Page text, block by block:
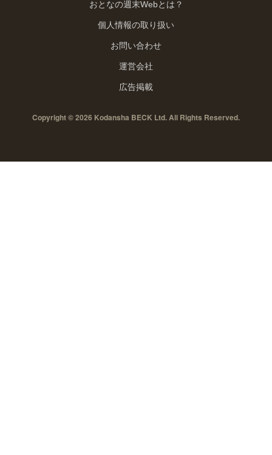
おとなの週末Webとは？
個人情報の取り扱い
お問い合わせ
運営会社
広告掲載
Copyright © 2026 Kodansha BECK Ltd. All Rights Reserved.